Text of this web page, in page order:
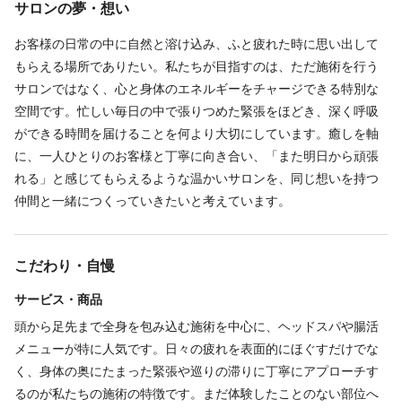
＊週3回から勤務可能
＊年末年始休み 他
*連休可能
＊平日のみ、土日祝のみ勤務も可能
仕事内容
フェイシャル ブライダル 痩身エステ オールハンドエステ
オールハンドエステのヘッドスパからフェイシャル、ボディまで
のサロン内業務全般
サロンの夢・想い
お客様の日常の中に自然と溶け込み、ふと疲れた時に思い出して
もらえる場所でありたい。私たちが目指すのは、ただ施術を行う
サロンではなく、心と身体のエネルギーをチャージできる特別な
空間です。忙しい毎日の中で張りつめた緊張をほどき、深く呼吸
ができる時間を届けることを何より大切にしています。癒しを軸
に、一人ひとりのお客様と丁寧に向き合い、「また明日から頑張
れる」と感じてもらえるような温かいサロンを、同じ想いを持つ
仲間と一緒につくっていきたいと考えています。
こだわり・自慢
サービス・商品
頭から足先まで全身を包み込む施術を中心に、ヘッドスパや腸活
メニューが特に人気です。日々の疲れを表面的にほぐすだけでな
く、身体の奥にたまった緊張や巡りの滞りに丁寧にアプローチす
るのが私たちの施術の特徴です。まだ体験したことのない部位へ